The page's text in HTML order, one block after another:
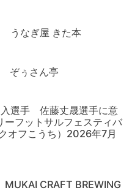
うなぎ屋 きた本
ぞぅさん亭
入選手 佐藤丈晟選手に意
フットサルフェスティバ
オフこうち）2026年7月
CRAFT BREWING